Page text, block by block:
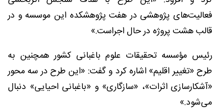
فعالیت‌های پژوهشی در هفت پژوهشکده این موسسه و در
قالب هشت پروژه در حال اجراست.»
رئیس مؤسسه تحقیقات علوم باغبانی کشور همچنین به
طرح «تغییر اقلیم» اشاره کرد و گفت: «این طرح در سه محور
«آشکارسازی اثرات»، «سازگاری» و «باغبانی احیایی» دنبال
می‌شود.»